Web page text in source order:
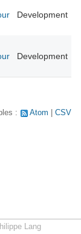
Development
Development
: Atom CSV
Lang